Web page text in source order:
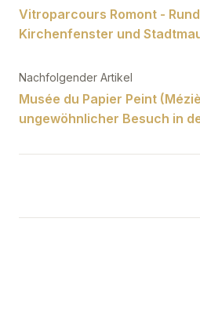
Vitroparcours Romont -
Kirchenfenster und
Nachfolgender Artikel
Musée du Papier Peint
ungewöhnlicher Besuch in